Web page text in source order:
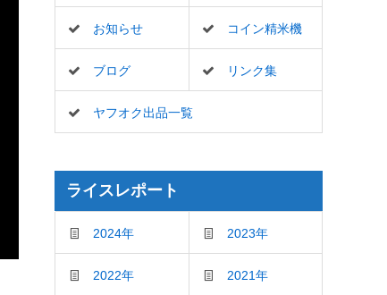
お知らせ コイン精米機
ブログ リンク集
ヤフオク出品一覧
ライスレポート
2024年 2023年
2022年 2021年